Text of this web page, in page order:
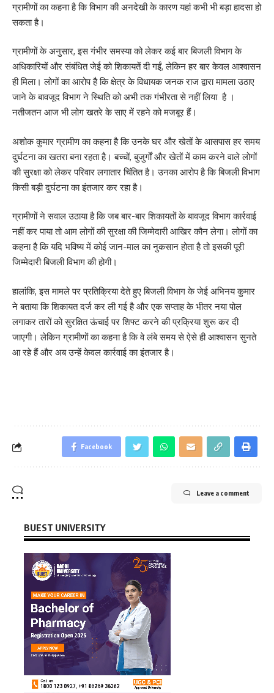
ग्रामीणों का कहना है कि विभाग की अनदेखी के कारण यहां कभी भी बड़ा हादसा हो
सकता है।
ग्रामीणों के अनुसार, इस गंभीर समस्या को लेकर कई बार बिजली विभाग के
अधिकारियों और संबंधित जेई को शिकायतें दी गईं, लेकिन हर बार केवल आश्वासन
ही मिला। लोगों का आरोप है कि क्षेत्र के विधायक जनक राज द्वारा मामला उठाए
जाने के बावजूद विभाग ने स्थिति को अभी तक गंभीरता से नहीं लिया है ।
नतीजतन आज भी लोग खतरे के साए में रहने को मजबूर हैं।
अशोक कुमार ग्रामीण का कहना है कि उनके घर और खेतों के आसपास हर समय
दुर्घटना का खतरा बना रहता है। बच्चों, बुजुर्गों और खेतों में काम करने वाले लोगों
की सुरक्षा को लेकर परिवार लगातार चिंतित है। उनका आरोप है कि बिजली विभाग
किसी बड़ी दुर्घटना का इंतजार कर रहा है।
ग्रामीणों ने सवाल उठाया है कि जब बार-बार शिकायतों के बावजूद विभाग कार्रवाई
नहीं कर पाया तो आम लोगों की सुरक्षा की जिम्मेदारी आखिर कौन लेगा। लोगों का
कहना है कि यदि भविष्य में कोई जान-माल का नुकसान होता है तो इसकी पूरी
जिम्मेदारी बिजली विभाग की होगी।
हालांकि, इस मामले पर प्रतिक्रिया देते हुए बिजली विभाग के जेई अभिनय कुमार
ने बताया कि शिकायत दर्ज कर ली गई है और एक सप्ताह के भीतर नया पोल
लगाकर तारों को सुरक्षित ऊंचाई पर शिफ्ट करने की प्रक्रिया शुरू कर दी
जाएगी। लेकिन ग्रामीणों का कहना है कि वे लंबे समय से ऐसे ही आश्वासन सुनते
आ रहे हैं और अब उन्हें केवल कार्रवाई का इंतजार है।
Facebook
Leave a comment
BUEST UNIVERSITY